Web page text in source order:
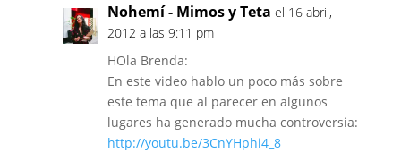
Nohemí - Mimos y Teta el 16 abril,
2012 a las 9:11 pm
HOla Brenda:
En este video hablo un poco más sobre
este tema que al parecer en algunos
lugares ha generado mucha controversia:
http://youtu.be/3CnYHphi4_8